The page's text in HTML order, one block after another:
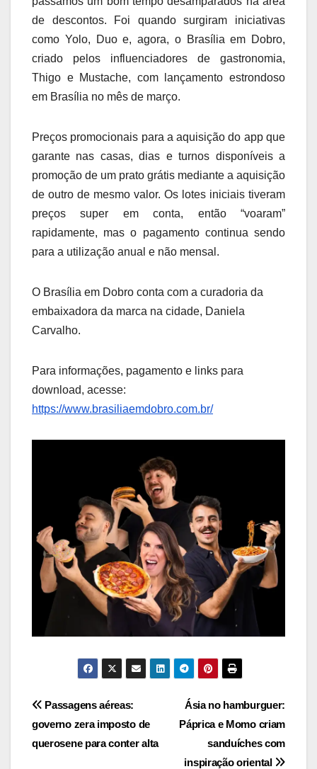
de descontos. Foi quando surgiram iniciativas
como Yolo, Duo e, agora, o Brasília em Dobro,
criado pelos influenciadores de gastronomia,
Thigo e Mustache, com lançamento estrondoso
em Brasília no mês de março.
Preços promocionais para a aquisição do app que
garante nas casas, dias e turnos disponíveis a
promoção de um prato grátis mediante a aquisição
de outro de mesmo valor. Os lotes iniciais tiveram
preços super em conta, então “voaram”
rapidamente, mas o pagamento continua sendo
para a utilização anual e não mensal.
O Brasília em Dobro conta com a curadoria da
embaixadora da marca na cidade, Daniela
Carvalho.
Para informações, pagamento e links para
download, acesse:
https://www.brasiliaemdobro.com.br/
Navegação
de
Ásia no hamburguer:
Páprica e Momo criam
sanduíches com
inspiração oriental
Passagens aéreas:
governo zera imposto de
querosene para conter alta